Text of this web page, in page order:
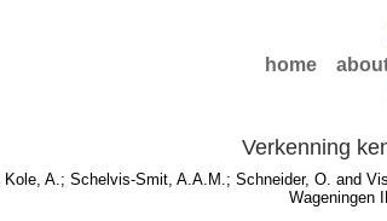
home
Verkenning
Kole, A.;Schelvis-Smit, A.A.M.;Schneider, O. and
Wageningen